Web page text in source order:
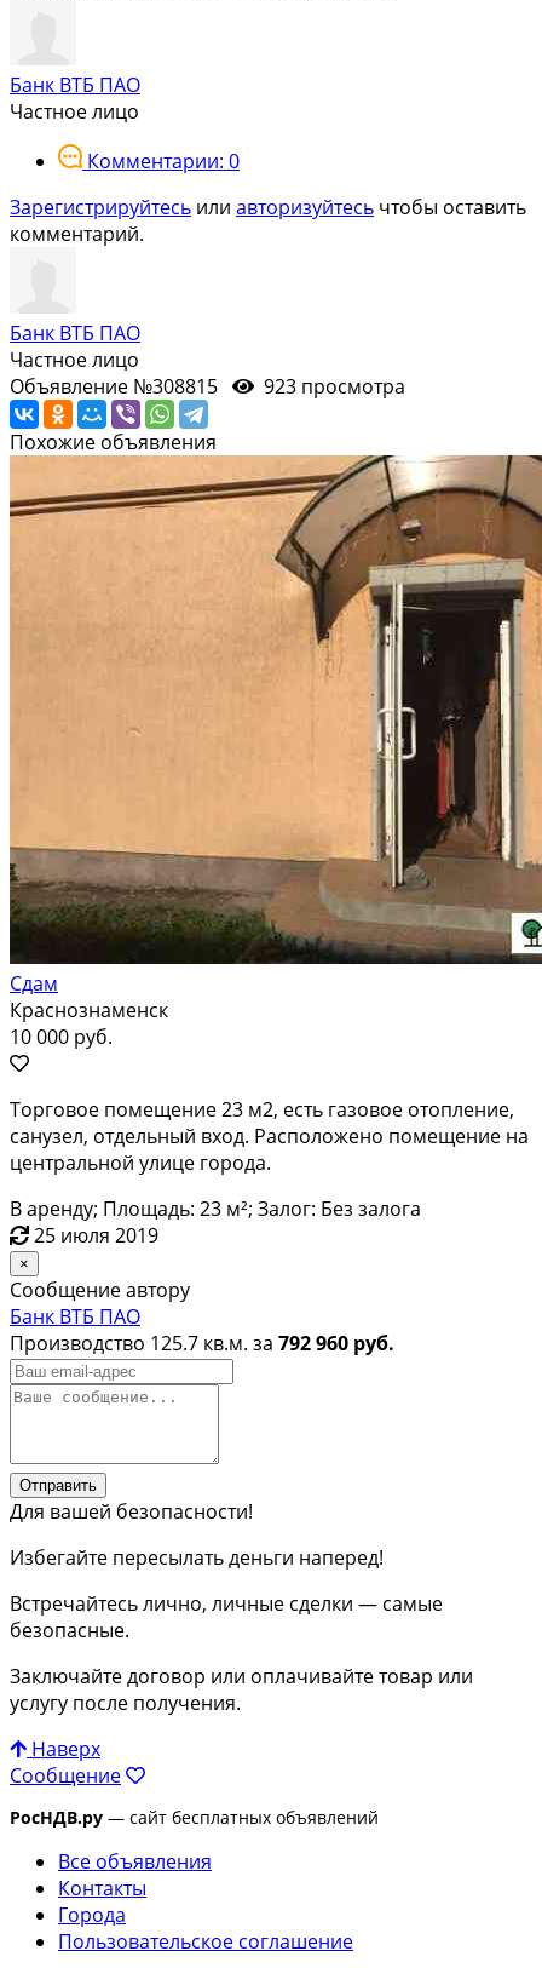
Банк ВТБ ПАО
Частное лицо
Комментарии: 0
Зарегистрируйтесь или авторизуйтесь чтобы оставить
комментарий.
Банк ВТБ ПАО
Частное лицо
Объявление №308815
923 просмотра
Похожие объявления
Сдам
Краснознаменск
10 000 руб.
Торговое помещение 23 м2, есть газовое отопление,
санузел, отдельный вход. Расположено помещение на
центральной улице города.
В аренду; Площадь: 23 м²; Залог: Без залога
25 июля 2019
×
Сообщение автору
Банк ВТБ ПАО
Производство 125.7 кв.м. за 792 960 руб.
Отправить
Для вашей безопасности!
Избегайте пересылать деньги наперед!
Встречайтесь лично, личные сделки — самые
безопасные.
Заключайте договор или оплачивайте товар или
услугу после получения.
Наверх
Сообщение
РосНДВ.ру — сайт бесплатных объявлений
Все объявления
Контакты
Города
Пользовательское соглашение